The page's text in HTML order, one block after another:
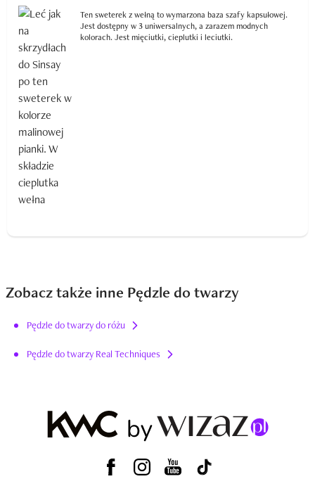
Ten sweterek z wełną to wymarzona baza szafy kapsułowej.
Jest dostępny w 3 uniwersalnych, a zarazem modnych
kolorach. Jest mięciutki, cieplutki i leciutki.
Zobacz także inne Pędzle do twarzy
Pędzle do twarzy do różu
Pędzle do twarzy Real Techniques